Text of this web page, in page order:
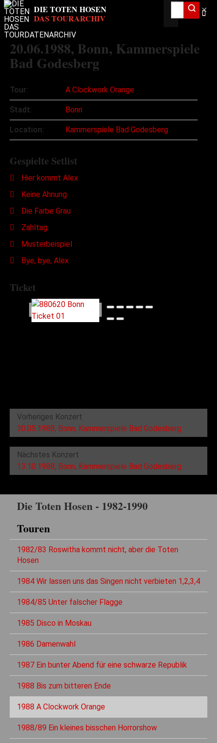
✕
20.06.1988, Bonn, Kammerspiele
Bad Godesberg
Tour: A Clockwork Orange
Stadt: Bonn
Location: Kammerspiele Bad Godesberg
Gespielte Setlist
Hier kommt Alex
Keine Ahnung
Die Farbe Grau
Zahltag
Musterbeispiel
Bye, bye, Alex
Ticket
Vorheriges Konzert
30.05.1988, Bonn, Kammerspiele Bad Godesberg
Nächstes Konzert
13.10.1988, Bonn, Kammerspiele Bad Godesberg
Die Toten Hosen - 1982-1990
Touren
1982/83 Roswitha kommt nicht, aber die Toten
Hosen
1984 Wir lassen uns das Singen nicht verbieten 1,2,3,4
1984/85 Unter falscher Flagge
1985 Disco in Moskau
1986 Damenwahl
1987 Ein bunter Abend für eine schwarze Republik
1988 Bis zum bitteren Ende
1988 A Clockwork Orange
1988/89 Ein kleines bisschen Horrorshow